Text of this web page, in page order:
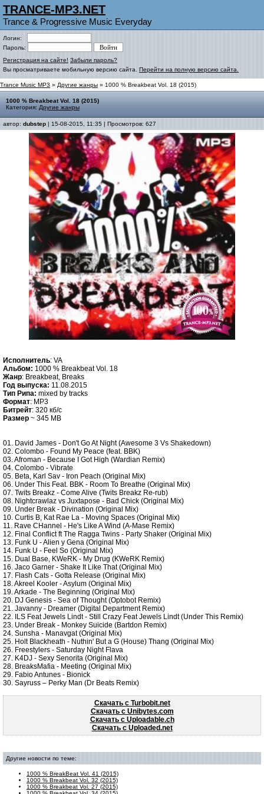
TRANCE-MP3.NET
Trance & Progressive Music Everyday
Логин:
Пароль:
Регистрация на сайте! Забыли пароль?
Вы просматриваете мобильную версию сайта. Перейти на полную версию сайта.
Trance Music MP3 » Другие жанры » 1000 % Breakbeat Vol. 18 (2015)
1000 % Breakbeat Vol. 18 (2015)
Категория: Другие жанры
автор: dubstep | 15-08-2015, 11:35 | Просмотров: 627
Исполнитель: VA
Альбом: 1000 % Breakbeat Vol. 18
Жанр: Breakbeat, Breaks
Год выпуска: 11.08.2015
Тип Рипа: mixed by tracks
Формат: MP3
Битрейт: 320 кб/c
Размер ~ 345 MB
01. David James - Don't Go At Night (Awesome 3 Vs Shakedown)
02. Colombo - Found My Peace (feat. BBK)
03. Afroman - Because I Got High (Wardian Remix)
04. Colombo - Vibrate
05. Beta, Karl Sav - Iron Peach (Original Mix)
06. Under This Feat. BBK - Room To Breathe (Original Mix)
07. Twits Breakz - Come Alive (Twits Breakz Re-rub)
08. Nightcrawlaz vs Juxtapose - Bad Chick (Original Mix)
09. Under Break - Divination (Original Mix)
10. Curtis B, Kat Rae La - Moving Spaces (Original Mix)
11. Rave CHannel - He's Like A Wind (A-Mase Remix)
12. Final Conflict ft The Ragga Twins - Party Shaker (Original Mix)
13. Funk U - Alien y Gena (Original Mix)
14. Funk U - Feel So (Original Mix)
15. Dual Base, KWeRK - My Drug (KWeRK Remix)
16. Jaco Garner - Shake It Like That (Original Mix)
17. Flash Cats - Gotta Release (Original Mix)
18. Akreel Kooler - Asylum (Original Mix)
19. Arkade - The Beginning (Original Mix)
20. DJ Genesis - Sea of Thought (Optobot Remix)
21. Javanny - Dreamer (Digital Department Remix)
22. ILS Feat Jewels Lindt - Still Crazy Feat Jewels Lindt (Under This Remix)
23. Under Break - Monkey Suicide (Bartdon Remix)
24. Sunsha - Manavgat (Original Mix)
25. Holt Blackheath - Nuthin' But a G (House) Thang (Original Mix)
26. Freestylers - Saturday Night Flava
27. K4DJ - Sexy Senorita (Original Mix)
28. BreaksMafia - Meeting (Original Mix)
29. Fabio Antunes - Bionick
30. Sayruss – Perky Man (Dr Beats Remix)
Скачать c Turbobit.net
Скачать c Unibytes.com
Скачать c Uploadable.ch
Скачать c Uploaded.net
Другие новости по теме:
1000 % BreakBeat Vol. 41 (2015)
1000 % Breakbeat Vol. 32 (2015)
1000 % Breakbeat Vol. 27 (2015)